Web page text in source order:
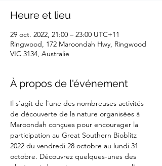
Heure et lieu
29 oct. 2022, 21:00 – 23:00 UTC+11
Ringwood, 172 Maroondah Hwy, Ringwood
VIC 3134, Australie
À propos de l'événement
Il s'agit de l'une des nombreuses activités
de découverte de la nature organisées à
Maroondah conçues pour encourager la
participation au Great Southern Bioblitz
2022 du vendredi 28 octobre au lundi 31
octobre. Découvrez quelques-unes des